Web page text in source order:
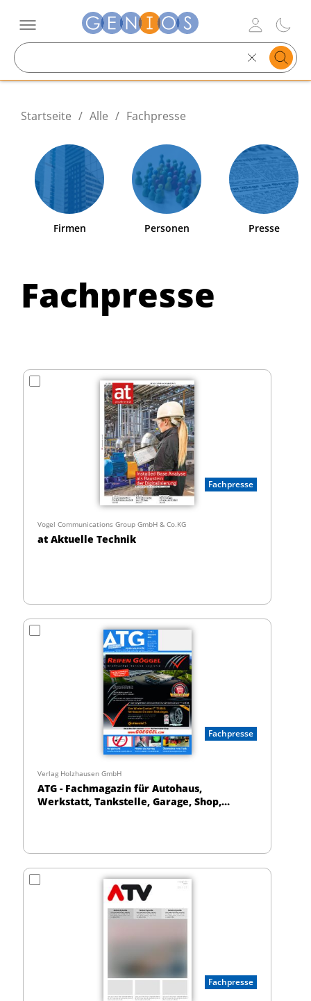
text
Startseite / Alle / Fachpresse
Firmen Personen Presse
Fachpresse
Fachpresse
Vogel Communications Group GmbH & Co.KG
at Aktuelle Technik
Fachpresse
Verlag Holzhausen GmbH
ATG - Fachmagazin für Autohaus,
Werkstatt, Tankstelle, Garage, Shop,
Fachpresse